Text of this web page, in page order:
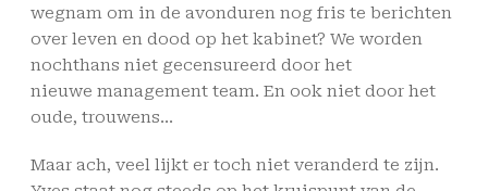
wegnam om in de avonduren nog fris te berichten
over leven en dood op het kabinet? We worden
nochthans niet gecensureerd door het
nieuwe management team. En ook niet door het
oude, trouwens…
Maar ach, veel lijkt er toch niet veranderd te zijn.